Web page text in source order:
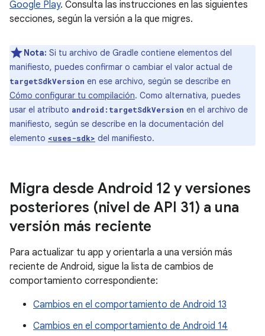
Google Play. Consulta las instrucciones en las siguientes
secciones, según la versión a la que migres.
Nota: Si tu archivo de Gradle contiene elementos del
manifiesto, puedes confirmar o cambiar el valor actual de
targetSdkVersion en ese archivo, según se describe en
Cómo configurar tu compilación. Como alternativa, puedes
usar el atributo android:targetSdkVersion en el archivo de
manifiesto, según se describe en la documentación del
elemento <uses-sdk> del manifiesto.
Migra desde Android 12 y versiones
posteriores (nivel de API 31) a una
versión más reciente
Para actualizar tu app y orientarla a una versión más
reciente de Android, sigue la lista de cambios de
comportamiento correspondiente:
Cambios en el comportamiento de Android 13
Cambios en el comportamiento de Android 14